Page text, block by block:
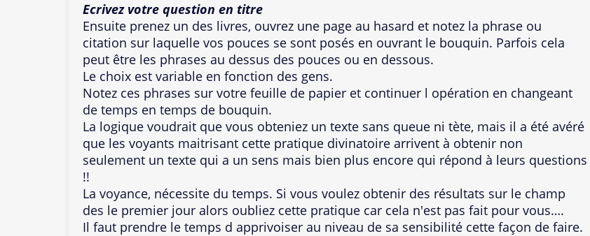
Ecrivez votre question en titre
Ensuite prenez un des livres, ouvrez une page au hasard et notez la phrase ou
citation sur laquelle vos pouces se sont posés en ouvrant le bouquin. Parfois cela
peut être les phrases au dessus des pouces ou en dessous.
Le choix est variable en fonction des gens.
Notez ces phrases sur votre feuille de papier et continuer l opération en changeant
de temps en temps de bouquin.
La logique voudrait que vous obteniez un texte sans queue ni tète, mais il a été avéré
que les voyants maitrisant cette pratique divinatoire arrivent à obtenir non
seulement un texte qui a un sens mais bien plus encore qui répond à leurs questions
!!
La voyance, nécessite du temps. Si vous voulez obtenir des résultats sur le champ
des le premier jour alors oubliez cette pratique car cela n'est pas fait pour vous….
Il faut prendre le temps d apprivoiser au niveau de sa sensibilité cette façon de faire.